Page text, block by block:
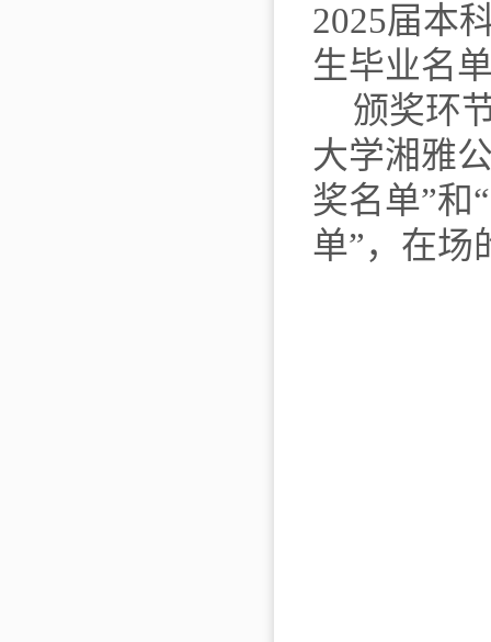
2025届本
生毕业名
颁奖环
大学湘雅
奖名单”和“
单”，在场